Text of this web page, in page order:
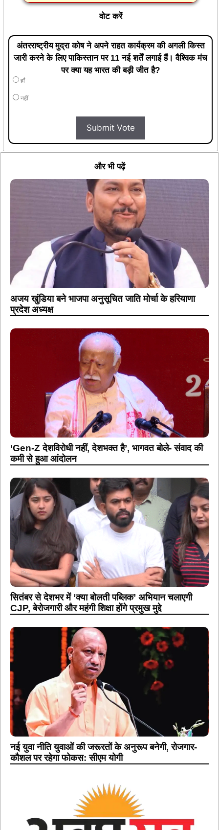
वोट करें
अंतरराष्ट्रीय मुद्रा कोष ने अपने राहत कार्यक्रम की अगली किस्त
जारी करने के लिए पाकिस्तान पर 11 नई शर्तें लगाई हैं। वैश्विक मंच
पर क्या यह भारत की बड़ी जीत है?
हाँ
नहीं
Submit Vote
और भी पढ़ें
अजय खुंडिया बने भाजपा अनुसूचित जाति मोर्चा के हरियाणा
प्रदेश अध्यक्ष
‘Gen-Z देशविरोधी नहीं, देशभक्त है’, भागवत बोले- संवाद की
कमी से हुआ आंदोलन
सितंबर से देशभर में ‘क्या बोलती पब्लिक’ अभियान चलाएगी
CJP, बेरोजगारी और महंगी शिक्षा होंगे प्रमुख मुद्दे
नई युवा नीति युवाओं की जरूरतों के अनुरूप बनेगी, रोजगार-
कौशल पर रहेगा फोकस: सीएम योगी